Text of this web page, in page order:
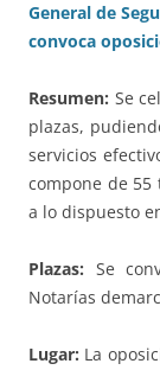
General de
convoca
Resumen: Se
plazas,
servicios
compone de 55
a lo dispuesto
Plazas: Se
Notarías
Lugar: La